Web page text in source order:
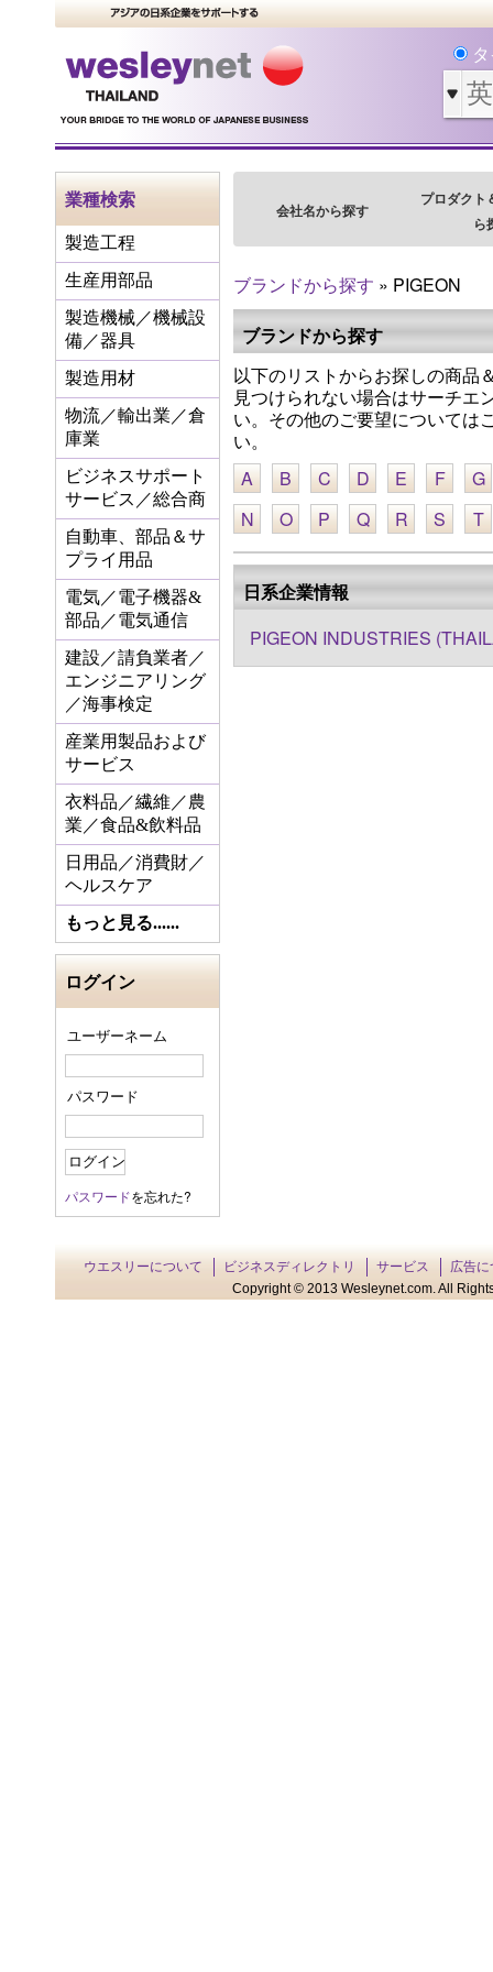
業種検索
製造工程
生産用部品
製造機械／機械設
備／器具
製造用材
物流／輸出業／倉
庫業
ビジネスサポート
サービス／総合商
自動車、部品＆サ
プライ用品
電気／電子機器&
部品／電気通信
建設／請負業者／
エンジニアリング
／海事検定
産業用製品および
サービス
衣料品／繊維／農
業／食品&飲料品
日用品／消費財／
ヘルスケア
もっと見る......
ログイン
ユーザーネーム
パスワード
パスワードを忘れた?
会社名から探す
プロダクト
ら
ブランドから探す » PIGEON
ブランドから探す
以下のリストからお探しの商品
見つけられない場合はサーチエ
い。その他のご要望については
い。
A
B C D E F
G
N
O P Q R S T
日系企業情報
PIGEON INDUSTRIES
ウエスリーについて ビジネスディレクトリ サービス
広告に
Copyright © 2013 Wesleynet.com. All